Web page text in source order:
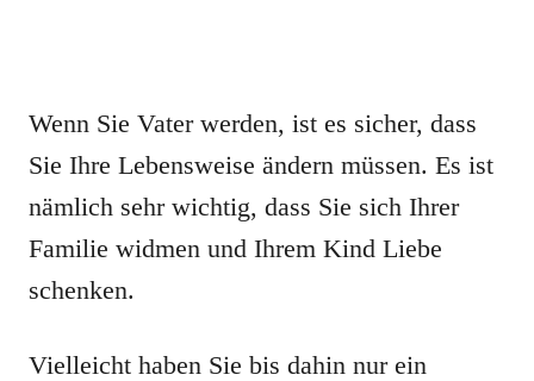
Wenn Sie Vater werden, ist es sicher, dass
Sie Ihre Lebensweise ändern müssen. Es ist
nämlich sehr wichtig, dass Sie sich Ihrer
Familie widmen und Ihrem Kind Liebe
schenken.
Vielleicht haben Sie bis dahin nur ein